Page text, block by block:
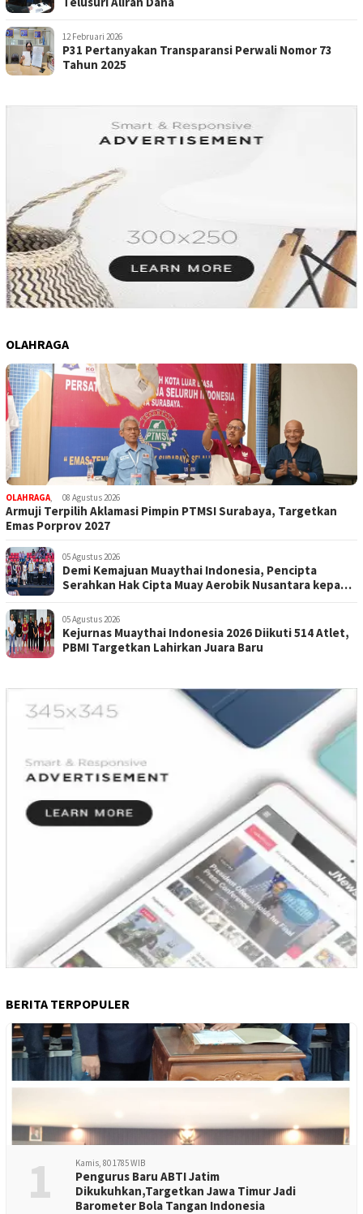
12 Februari 2026
P31 Pertanyakan Transparansi Perwali Nomor 73
Tahun 2025
OLAHRAGA
OLAHRAGA, 08 Agustus 2026
Armuji Terpilih Aklamasi Pimpin PTMSI Surabaya, Targetkan
Emas Porprov 2027
05 Agustus 2026
Demi Kemajuan Muaythai Indonesia, Pencipta
Serahkan Hak Cipta Muay Aerobik Nusantara kepada
05 Agustus 2026
Kejurnas Muaythai Indonesia 2026 Diikuti 514 Atlet,
PBMI Targetkan Lahirkan Juara Baru
BERITA TERPOPULER
1 Kamis, 80 1785 WIB
Pengurus Baru ABTI Jatim
Dikukuhkan,Targetkan Jawa Timur Jadi
Barometer Bola Tangan Indonesia